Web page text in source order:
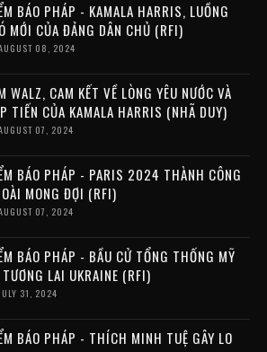
BÁO PHÁP - KAMALA HARRIS, LUỒNG
MỚI CỦA ĐẢNG DÂN CHỦ (RFI)
08, 2024
WALZ, CAM KẾT VỀ LÒNG YÊU NƯỚC VÀ
TIẾN CỦA KAMALA HARRIS (NHÃ DUY)
07, 2024
BÁO PHÁP - PARIS 2024 THÀNH CÔNG
MONG ĐỢI (RFI)
07, 2024
BÁO PHÁP - BẦU CỬ TỔNG THỐNG MỸ
LAI UKRAINE (RFI)
31, 2024
BÁO PHÁP - THÍCH MINH TUỆ GÂY LO